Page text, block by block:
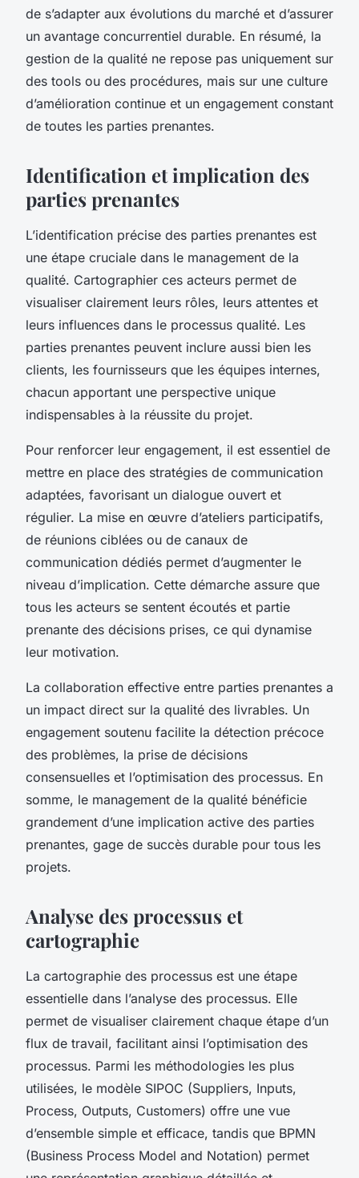
de s’adapter aux évolutions du marché et d’assurer
un avantage concurrentiel durable. En résumé, la
gestion de la qualité ne repose pas uniquement sur
des tools ou des procédures, mais sur une culture
d’amélioration continue et un engagement constant
de toutes les parties prenantes.
Identification et implication des
parties prenantes
L’identification précise des parties prenantes est
une étape cruciale dans le management de la
qualité. Cartographier ces acteurs permet de
visualiser clairement leurs rôles, leurs attentes et
leurs influences dans le processus qualité. Les
parties prenantes peuvent inclure aussi bien les
clients, les fournisseurs que les équipes internes,
chacun apportant une perspective unique
indispensables à la réussite du projet.
Pour renforcer leur engagement, il est essentiel de
mettre en place des stratégies de communication
adaptées, favorisant un dialogue ouvert et
régulier. La mise en œuvre d’ateliers participatifs,
de réunions ciblées ou de canaux de
communication dédiés permet d’augmenter le
niveau d’implication. Cette démarche assure que
tous les acteurs se sentent écoutés et partie
prenante des décisions prises, ce qui dynamise
leur motivation.
La collaboration effective entre parties prenantes a
un impact direct sur la qualité des livrables. Un
engagement soutenu facilite la détection précoce
des problèmes, la prise de décisions
consensuelles et l’optimisation des processus. En
somme, le management de la qualité bénéficie
grandement d’une implication active des parties
prenantes, gage de succès durable pour tous les
projets.
Analyse des processus et
cartographie
La cartographie des processus est une étape
essentielle dans l’analyse des processus. Elle
permet de visualiser clairement chaque étape d’un
flux de travail, facilitant ainsi l’optimisation des
processus. Parmi les méthodologies les plus
utilisées, le modèle SIPOC (Suppliers, Inputs,
Process, Outputs, Customers) offre une vue
d’ensemble simple et efficace, tandis que BPMN
(Business Process Model and Notation) permet